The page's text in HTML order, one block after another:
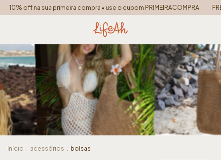
• use o cupom PRIMEIRACOMPRA FRETE GRÁTIS PARA TODO
Início . acessórios . bolsas